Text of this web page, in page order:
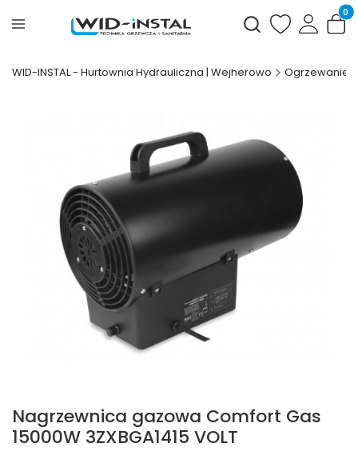
Otwórz
WID-INSTAL - Hurtownia Hydrauliczna | Wejherowo Ogrzewanie
Nagrzewnica gazowa Comfort Gas
15000W 3ZXBGA1415 VOLT